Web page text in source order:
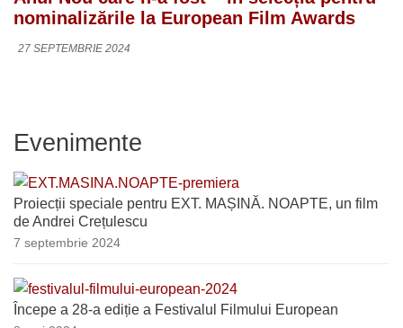
nominalizările la European Film Awards
27 SEPTEMBRIE 2024
Evenimente
Proiecții speciale pentru EXT. MAȘINĂ. NOAPTE, un film
de Andrei Crețulescu
7 septembrie 2024
Începe a 28-a ediție a Festivalul Filmului European